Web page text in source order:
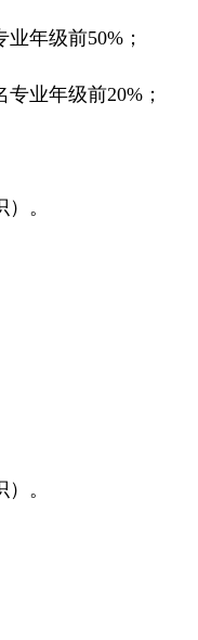
业年级前50% ；
专业年级前20% ；
。
。